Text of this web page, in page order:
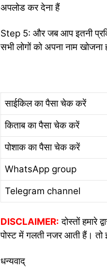
अपलोड कर देना हैं
Step 5: और जब आप इतनी
सभी लोगों को अपना नाम खोजना
साईकिल का पैसा चेक करें
किताब का पैसा चेक करें
पोशाक का पैसा चेक करें
WhatsApp group
Telegram channel
DISCLAIMER: दोस्तों हमारे
पोस्ट में गलती नजर आती हैं। तो
धन्यवाद्